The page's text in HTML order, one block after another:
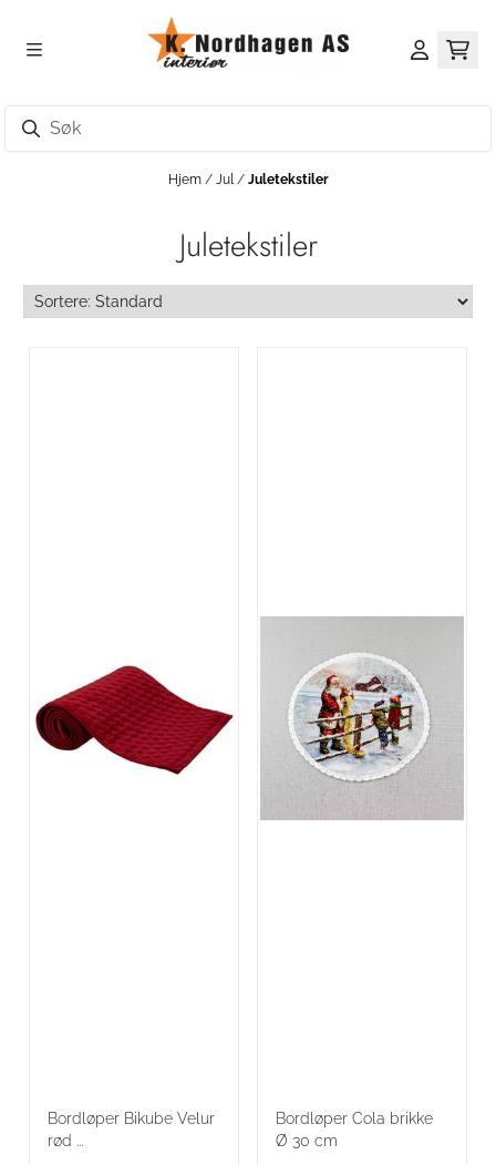
Hjem / Jul/ Juletekstiler
Juletekstiler
Bordløper Bikube Velur
rød ...
Bordløper Cola brikke
Ø 30 cm